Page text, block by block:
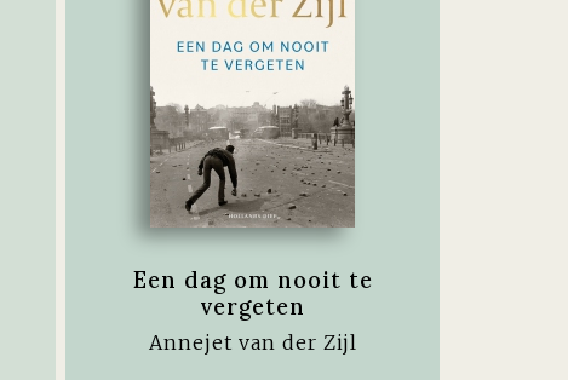
Een dag om nooit te
vergeten
Annejet van der Zijl